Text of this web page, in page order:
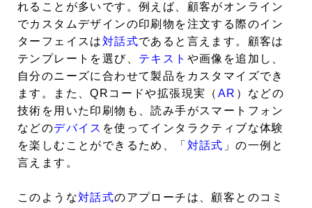
れることが多いです。例えば、顧客がオンライン
でカスタムデザインの印刷物を注文する際のイン
ターフェイスは対話式であると言えます。顧客は
テンプレートを選び、 テキスト や画像を追加し、
自分のニーズに合わせて製品をカスタマイズでき
ます。また、QRコードや拡張現実（ AR ）などの
技術を用いた印刷物も、読み手がスマートフォン
などのデバイス を使ってインタラクティブな体験
を楽しむことができるため、「 対話式 」の一例と
言えます。
このような対話式のアプローチは、顧客とのコミ